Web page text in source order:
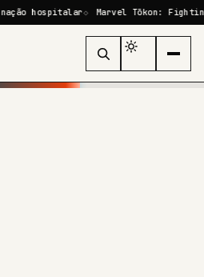
Marvel Tōkon: Fighting Souls: